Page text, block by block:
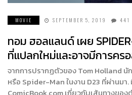
MOVIE SEPTEMBER 5, 2019 441
ทอม ฮอลแลนด์ เผย
ที่แปลกใหม่และอาจมีการครอ
จากการปรากฏตัวของ Tom Holland
หรือ Spider-Man ในงาน D23 ที่ผ่านม
ComicBook.com เกี่ยวกับเส้นทางของ